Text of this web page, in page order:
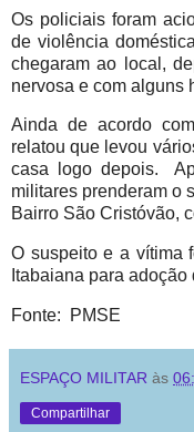
Os policiais foram
de violência
chegaram ao local,
nervosa e com alguns
Ainda de acordo
relatou que levou
casa logo depois.
militares prenderam o
Bairro São Cristóvão,
O suspeito e a vítima
Itabaiana para
Fonte: PMSE
ESPAÇO MILITAR às
Compartilhar